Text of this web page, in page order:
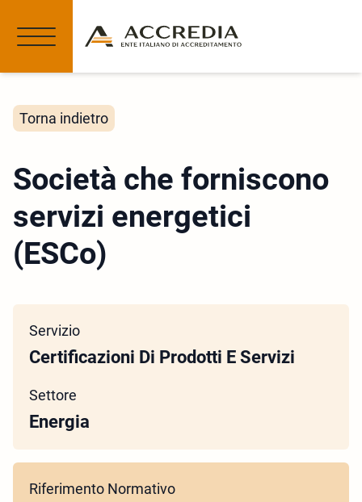
Torna indietro
Società che forniscono
servizi energetici
(ESCo)
Servizio
Certificazioni Di Prodotti E Servizi
Settore
Energia
Riferimento Normativo